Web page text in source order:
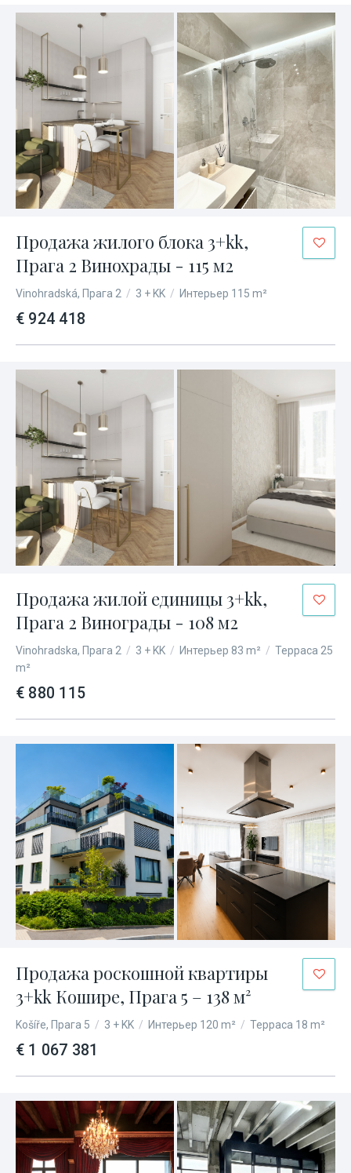
Продажа жилого блока 3+kk,
Прага 2 Винохрады - 115 м2
Vinohradská, Прага 2 / 3 + KK / Интерьер 115 m²
€ 924 418
Продажа жилой единицы 3+kk,
Прага 2 Винограды - 108 м2
Vinohradska, Прага 2 / 3 + KK / Интерьер 83 m² / Терраса 25
m²
€ 880 115
Продажа роскошной квартиры
3+kk Кошире, Прага 5 – 138 м²
Košíře, Прага 5 / 3 + KK / Интерьер 120 m² / Терраса 18 m²
€ 1 067 381